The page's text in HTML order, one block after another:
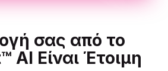
σας από το
AI Είναι Έτοιμη